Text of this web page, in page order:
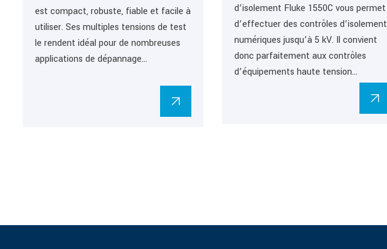
est compact, robuste, fiable et facile à
utiliser. Ses multiples tensions de test
le rendent idéal pour de nombreuses
applications de dépannage…
d’isolement Fluke 1550C vous permet
d’effectuer des contrôles d’isolement
numériques jusqu’à 5 kV. Il convient
donc parfaitement aux contrôles
d’équipements haute tension…